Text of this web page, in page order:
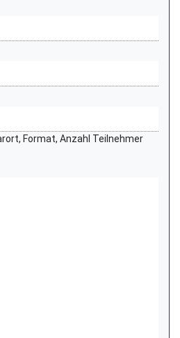
Format, Anzahl Teilnehmer